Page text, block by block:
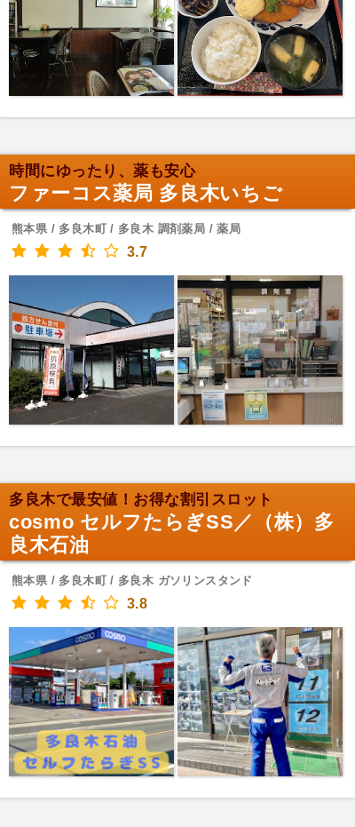
時間にゆったり、薬も安心
ファーコス薬局 多良木いちご
熊本県 / 多良木町 / 多良木 調剤薬局 / 薬局
3.7
多良木で最安値！お得な割引スロット
cosmo セルフたらぎSS／（株）多
良木石油
熊本県 / 多良木町 / 多良木 ガソリンスタンド
3.8